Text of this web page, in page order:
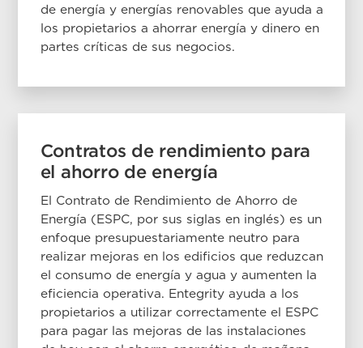
de energía y energías renovables que ayuda a
los propietarios a ahorrar energía y dinero en
partes críticas de sus negocios.
Contratos de rendimiento para
el ahorro de energía
El Contrato de Rendimiento de Ahorro de
Energía (ESPC, por sus siglas en inglés) es un
enfoque presupuestariamente neutro para
realizar mejoras en los edificios que reduzcan
el consumo de energía y agua y aumenten la
eficiencia operativa. Entegrity ayuda a los
propietarios a utilizar correctamente el ESPC
para pagar las mejoras de las instalaciones